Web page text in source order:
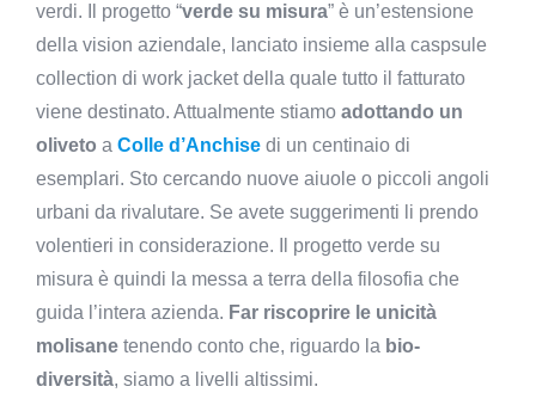
verdi. Il progetto “verde su misura” è un’estensione
della vision aziendale, lanciato insieme alla caspsule
collection di work jacket della quale tutto il fatturato
viene destinato. Attualmente stiamo adottando un
oliveto a Colle d’Anchise di un centinaio di
esemplari. Sto cercando nuove aiuole o piccoli angoli
urbani da rivalutare. Se avete suggerimenti li prendo
volentieri in considerazione. Il progetto verde su
misura è quindi la messa a terra della filosofia che
guida l’intera azienda. Far riscoprire le unicità
molisane tenendo conto che, riguardo la bio-
diversità, siamo a livelli altissimi.